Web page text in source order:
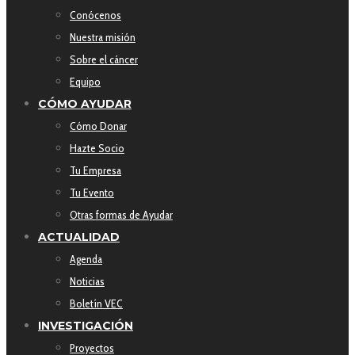
Conócenos
Nuestra misión
Sobre el cáncer
Equipo
CÓMO AYUDAR
Cómo Donar
Hazte Socio
Tu Empresa
Tu Evento
Otras formas de Ayudar
ACTUALIDAD
Agenda
Noticias
Boletín VEC
INVESTIGACIÓN
Proyectos